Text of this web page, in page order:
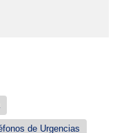
de Urgencias